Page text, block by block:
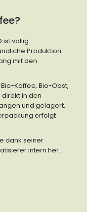
ist völlig
Produktion
mit den
Kaffee, Bio-Obst,
in den
und gelagert,
erfolgt
dank seiner
intern her.